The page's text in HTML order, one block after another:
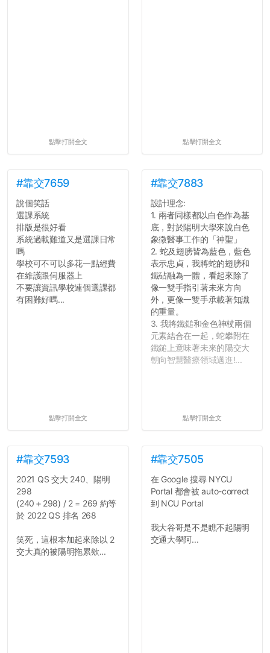
點擊打開全文 點擊打開全文
#靠交7659
說個笑話
選課系統
排版是很好看
系統過載難道又是選課日常
嗎
學校可不可以多花一點經費
在維護跟伺服器上
不要讓資訊學校連個選課都
有困難好嗎...
點擊打開全文
#靠交7883
設計理念:
1. 兩者同樣都以白色作為基
底，對於陽明大學來說白色
象徵醫事工作的「神聖」
2. 蛇及翅膀皆為藍色，藍色
表示忠貞，我將蛇的翅膀和
鐵砧融為一體，看起來除了
像一雙手指引著未來方向
外，更像一雙手承載著知識
的重量。
3. 我將鐵鎚和金色神杖兩個
元素結合在一起，蛇攀附在
鐵鎚上意味著未來的陽交大
朝向智慧醫療領域邁進!...
點擊打開全文
#靠交7593
2021 QS 交大 240、陽明
298
(240＋298) / 2 = 269 約等
於 2022 QS 排名 268
笑死，這根本加起來除以 2
交大真的被陽明拖累欸...
#靠交7505
在 Google 搜尋 NYCU
Portal 都會被 auto-correct
到 NCU Portal
我大谷哥是不是瞧不起陽明
交通大學阿...